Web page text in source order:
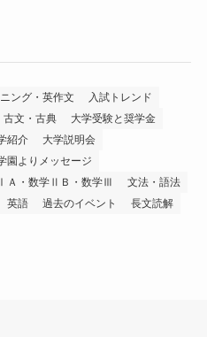
ング・英作文
入試トレンド
古文・古典
大学受験と奨学金
紹介
大学説明会
園よりメッセージ
Ａ・数学ⅡＢ・数学Ⅲ
文法・語法
英語 過去のイベント 長文読解